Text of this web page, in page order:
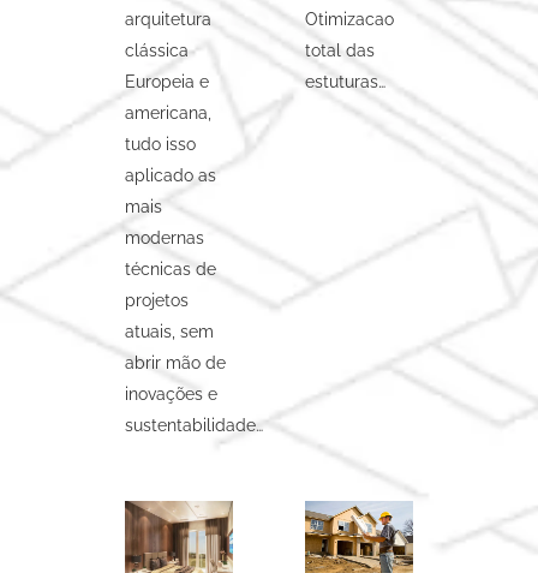
arquitetura
clássica
Europeia e
americana,
tudo isso
aplicado as
mais
modernas
técnicas de
projetos
atuais, sem
abrir mão de
inovações e
sustentabilidade…
Otimizacao
total das
estuturas…